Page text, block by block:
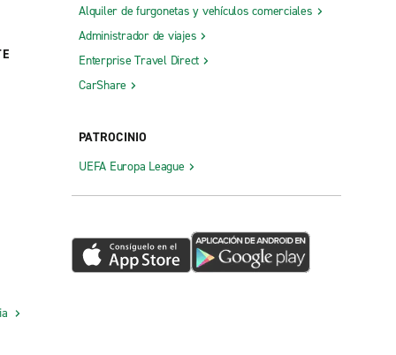
Alquiler de furgonetas y vehículos comerciales
Administrador de viajes
Enterprise Travel Direct
CarShare
PATROCINIO
UEFA Europa League